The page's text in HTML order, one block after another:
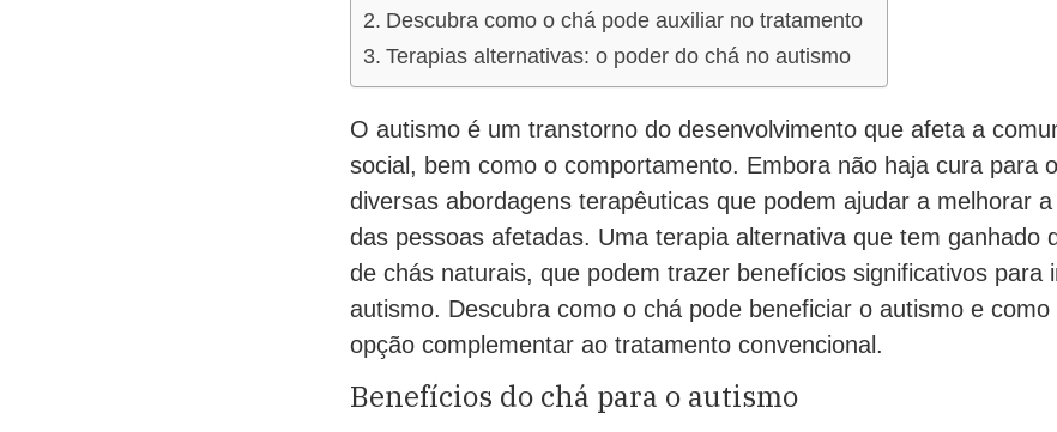
Descubra como o chá pode auxiliar no tratamento
Terapias alternativas: o poder do chá no autismo
O autismo é um transtorno do desenvolvimento que afeta a
social, bem como o comportamento. Embora não haja cura para
diversas abordagens terapêuticas que podem ajudar a melhorar
das pessoas afetadas. Uma terapia alternativa que tem ganhado
de chás naturais, que podem trazer benefícios significativos para
autismo. Descubra como o chá pode beneficiar o autismo e
opção complementar ao tratamento convencional.
Benefícios do chá para o autismo